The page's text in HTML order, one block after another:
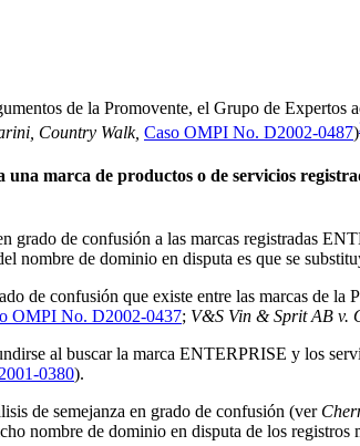
de la Promovente, el Grupo de
Country Walk, Caso OMPI No. D2002-0487)
marca de productos o de servicios
grado de confusión a las marcas registradas
nombre de dominio en disputa es que se
de confusión que existe entre las marcas de
OMPI No. D2002-0437; V&S Vin & Sprit AB v.
al buscar la marca ENTERPRISE y los
0380).
de semejanza en grado de confusión (ver
nombre de dominio en disputa de los registros